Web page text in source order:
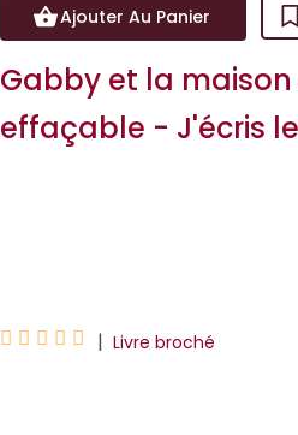
Ajouter Au Panier
Gabby et la
effaçable - J'écris
     | Livre broché